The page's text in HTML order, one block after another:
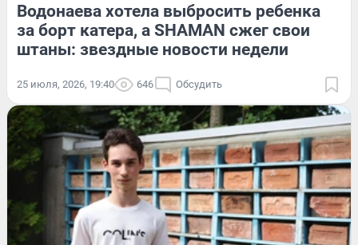
Водонаева хотела выбросить ребенка
за борт катера, а SHAMAN сжег свои
штаны: звездные новости недели
25 июля, 2026, 19:40 646 Обсудить